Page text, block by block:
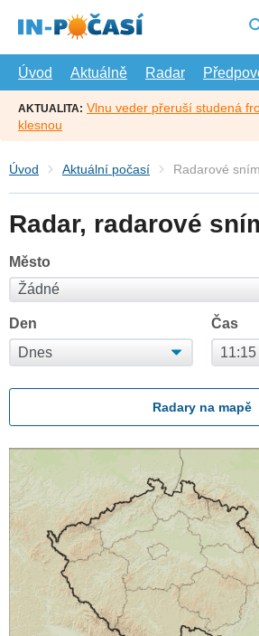
hlavní
Úvod
Aktuálně Radar
AKTUALITA: Vlnu veder přeruší studená
klesnou
Úvod Aktuální počasí Radarové
Radar, radarové
Město
Den Čas
Radary na mapě